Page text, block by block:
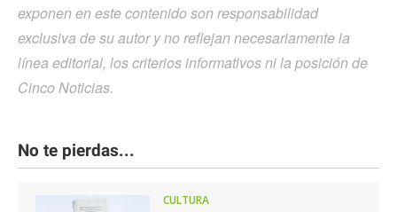
exponen en este contenido son responsabilidad
exclusiva de su autor y no reflejan necesariamente la
línea editorial, los criterios informativos ni la posición de
Cinco Noticias.
No te pierdas...
CULTURA